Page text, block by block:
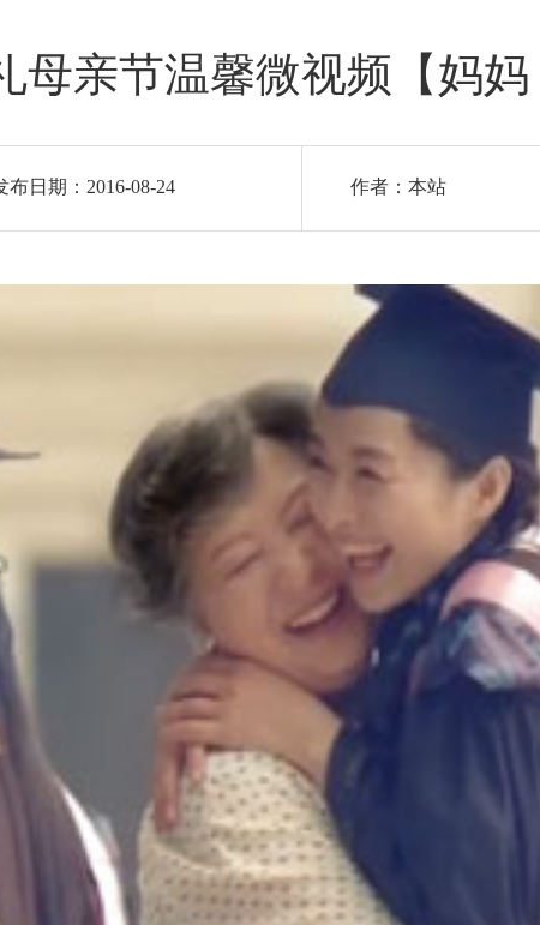
母亲节温馨微视频【妈妈
布日期：2016-08-24 作者：本站